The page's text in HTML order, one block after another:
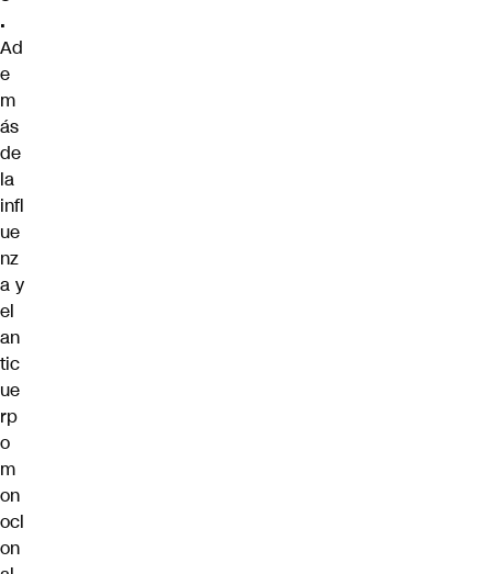
.
Ad
e
m
ás
de
la
infl
ue
nz
a y
el
an
tic
ue
rp
o
m
on
ocl
on